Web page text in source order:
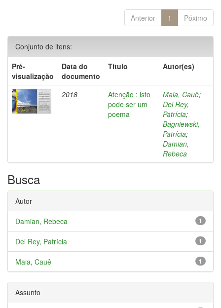
Anterior 1 Póximo
Conjunto de itens:
Pré-
visualização
Data do
documento
Título Autor(es)
2018
Atenção : isto
pode ser um
poema
Maia, Cauê;
Del Rey,
Patrícia;
Bagniewski,
Patrícia;
Damian,
Rebeca
Busca
Autor
1
Damian, Rebeca
1
Del Rey, Patrícia
1
Maia, Cauê
Assunto